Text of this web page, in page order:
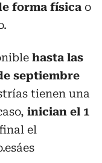
forma física o
hasta las
septiembre
tienen una
inician el 1
el